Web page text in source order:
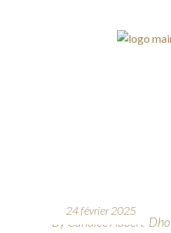
24 février 2025
By Candice Aubert-Dho